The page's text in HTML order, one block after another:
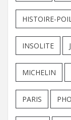
HISTOIRE-
INSOLITE
MICHELIN
PARIS